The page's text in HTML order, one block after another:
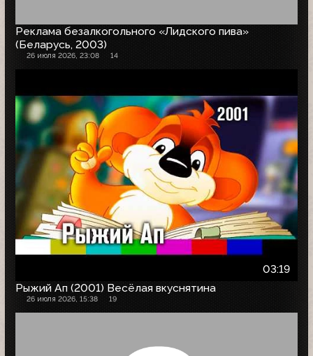
Реклама безалкогольного «Лидского пива»
(Беларусь, 2003)
26 июля 2026, 23:08 14
03:19
Рыжий Ап (2001) Весёлая вкуснятина
26 июля 2026, 15:38 19